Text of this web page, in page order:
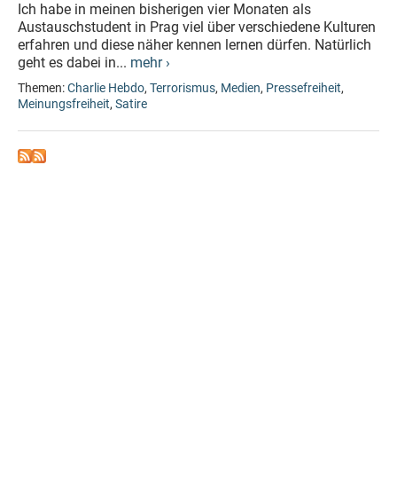
Ich habe in meinen bisherigen vier Monaten als
Austauschstudent in Prag viel über verschiedene Kulturen
erfahren und diese näher kennen lernen dürfen. Natürlich
geht es dabei in... mehr ›
Themen:Charlie Hebdo, Terrorismus, Medien, Pressefreiheit,
Meinungsfreiheit, Satire